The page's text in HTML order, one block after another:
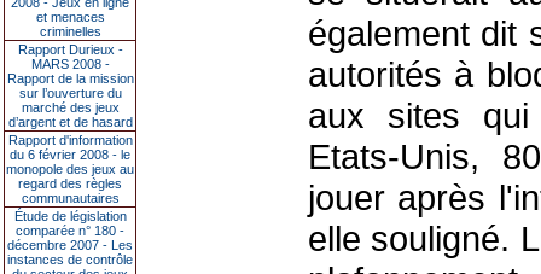
et menaces
criminelles
Rapport Durieux -
MARS 2008 -
Rapport de la mission
sur l’ouverture du
marché des jeux
d’argent et de hasard
Rapport d'information
du 6 février 2008 - le
monopole des jeux au
regard des règles
communautaires
Étude de législation
comparée n° 180 -
décembre 2007 - Les
instances de contrôle
également dit
autorités à
aux sites
Etats-Unis,
jouer après
elle souligné.